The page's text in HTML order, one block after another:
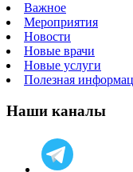
Важное
Мероприятия
Новости
Новые врачи
Новые услуги
Полезная
Наши каналы